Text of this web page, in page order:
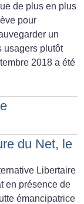
de plus en plus
pour
un
usagers plutôt
2018 a été
du Net, le
Libertaire
en présence de
émancipatrice